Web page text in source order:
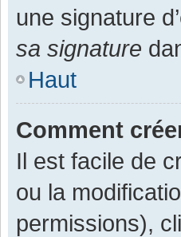
une signature
sa signature
Haut
Comment
Il est facile de
ou la
permissions),